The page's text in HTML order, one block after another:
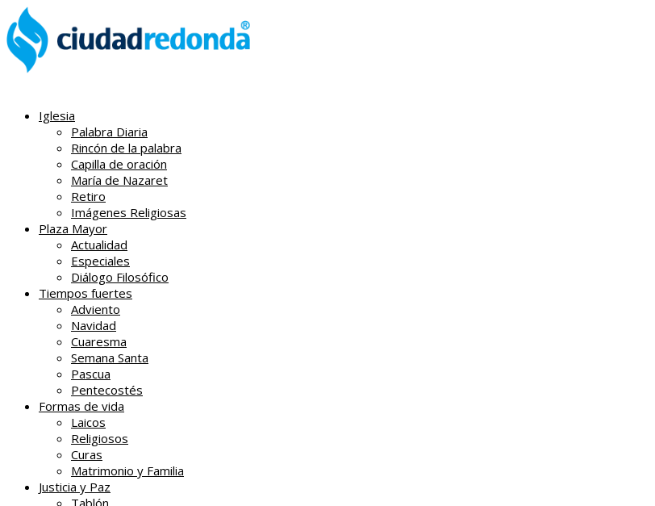
Iglesia
Palabra Diaria
Rincón de la palabra
Capilla de oración
María de Nazaret
Retiro
Imágenes Religiosas
Plaza Mayor
Actualidad
Especiales
Diálogo Filosófico
Tiempos fuertes
Adviento
Navidad
Cuaresma
Semana Santa
Pascua
Pentecostés
Formas de vida
Laicos
Religiosos
Curas
Matrimonio y Familia
Justicia y Paz
Tablón